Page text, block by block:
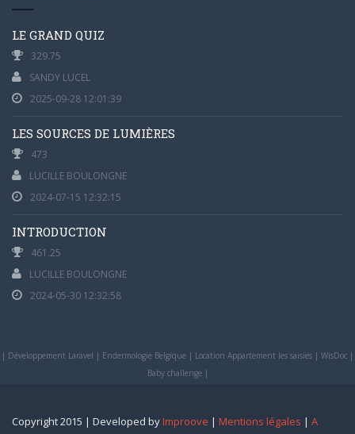
LE GRAND QUIZ
329.75
SANDY LUCEL
2025-09-28 12:01:39
LES SOURCES DE LUMIÈRES
473
LUCILLE BOULONGNE
2024-07-15 12:32:15
INTRODUCTION
461.25
LUCILLE BOULONGNE
2024-05-30 12:32:58
| Développement Laravel | Endermologie Belgique | Location Appartement les saisies | WisDoc |
Baby challenge|
Copyright 2015 | Developed byImproove | Mentions légales | A